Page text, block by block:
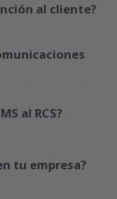
al cliente?
al RCS?
tu empresa?